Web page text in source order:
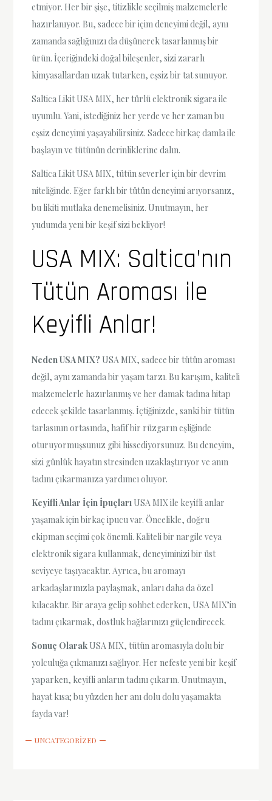
etmiyor. Her bir şişe, titizlikle seçilmiş malzemelerle
hazırlanıyor. Bu, sadece bir içim deneyimi değil, aynı
zamanda sağlığınızı da düşünerek tasarlanmış bir
ürün. İçeriğindeki doğal bileşenler, sizi zararlı
kimyasallardan uzak tutarken, eşsiz bir tat sunuyor.
Saltica Likit USA MIX, her türlü elektronik sigara ile
uyumlu. Yani, istediğiniz her yerde ve her zaman bu
eşsiz deneyimi yaşayabilirsiniz. Sadece birkaç damla ile
başlayın ve tütünün derinliklerine dalın.
Saltica Likit USA MIX, tütün severler için bir devrim
niteliğinde. Eğer farklı bir tütün deneyimi arıyorsanız,
bu likiti mutlaka denemelisiniz. Unutmayın, her
yudumda yeni bir keşif sizi bekliyor!
USA MIX: Saltica’nın
Tütün Aroması ile
Keyifli Anlar!
Neden USA MIX? USA MIX, sadece bir tütün aroması
değil, aynı zamanda bir yaşam tarzı. Bu karışım, kaliteli
malzemelerle hazırlanmış ve her damak tadına hitap
edecek şekilde tasarlanmış. İçtiğinizde, sanki bir tütün
tarlasının ortasında, hafif bir rüzgarın eşliğinde
oturuyormuşsunuz gibi hissediyorsunuz. Bu deneyim,
sizi günlük hayatın stresinden uzaklaştırıyor ve anın
tadını çıkarmanıza yardımcı oluyor.
Keyifli Anlar İçin İpuçları USA MIX ile keyifli anlar
yaşamak için birkaç ipucu var. Öncelikle, doğru
ekipman seçimi çok önemli. Kaliteli bir nargile veya
elektronik sigara kullanmak, deneyiminizi bir üst
seviyeye taşıyacaktır. Ayrıca, bu aromayı
arkadaşlarınızla paylaşmak, anları daha da özel
kılacaktır. Bir araya gelip sohbet ederken, USA MIX’in
tadını çıkarmak, dostluk bağlarınızı güçlendirecek.
Sonuç Olarak USA MIX, tütün aromasıyla dolu bir
yolculuğa çıkmanızı sağlıyor. Her nefeste yeni bir keşif
yaparken, keyifli anların tadını çıkarın. Unutmayın,
hayat kısa; bu yüzden her anı dolu dolu yaşamakta
fayda var!
UNCATEGORIZED